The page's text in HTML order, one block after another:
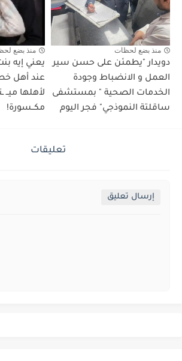
منذ بضع لحظات
دويدار "يطمئن على حسن سير
العمل و الانضباط وجودة
الخدمات الصحية " بمستشفى
ساقلتة النموذجي" فجر اليوم
منذ بضع
يعني إيه
عند أهل
لأهلها ميــ
مكــسورة!
تعليقات
إرسال تعليق